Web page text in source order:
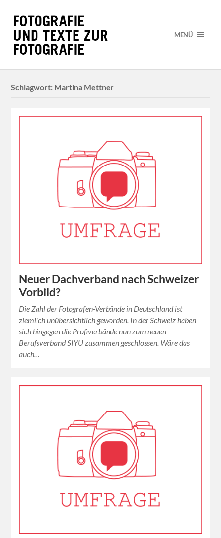
MENÜ
Schlagwort: Martina Mettner
Neuer Dachverband nach Schweizer
Vorbild?
Die Zahl der Fotografen-Verbände in Deutschland ist
ziemlich unübersichtlich geworden. In der Schweiz haben
sich hingegen die Profiverbände nun zum neuen
Berufsverband SIYU zusammen geschlossen. Wäre das
auch…